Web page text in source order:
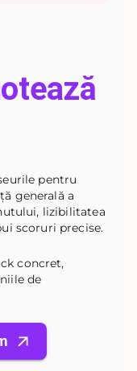
pentru
generală a
lizibilitatea
scoruri precise.
concret,
de